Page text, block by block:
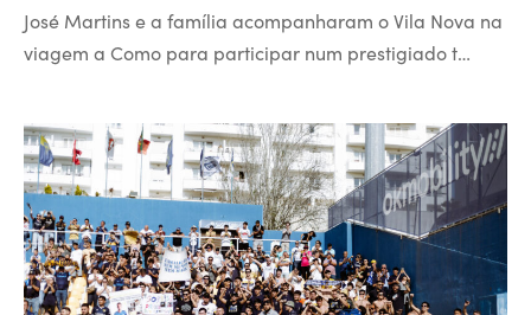
José Martins e a família acompanharam o Vila Nova na
viagem a Como para participar num prestigiado t…